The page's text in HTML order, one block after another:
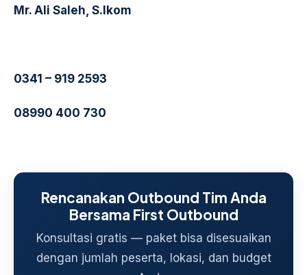
Mr. Ali Saleh, S.Ikom
0341 – 919 2593
08990 400 730
Rencanakan Outbound Tim Anda
Bersama First Outbound
Konsultasi gratis — paket bisa disesuaikan
dengan jumlah peserta, lokasi, dan budget